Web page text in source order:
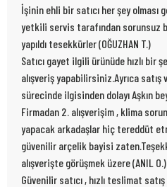
İşinin ehli bir satıcı her şey olması
yetkili servis tarafından sorunsuz
yapıldı tesekkürler (OĞUZHAN T.)
Satıcı gayet ilgili ürünüde hızlı
alışveriş yapabilirsiniz.Ayrıca
sürecinde ilgisinden dolayı Aşkın
Firmadan 2. alışverişim , klima
yapacak arkadaşlar hiç tereddüt
güvenilir arçelik bayisi
alışverişte görüşmek üzere (ANIL O.)
Güvenilir satıcı , hızlı teslimat